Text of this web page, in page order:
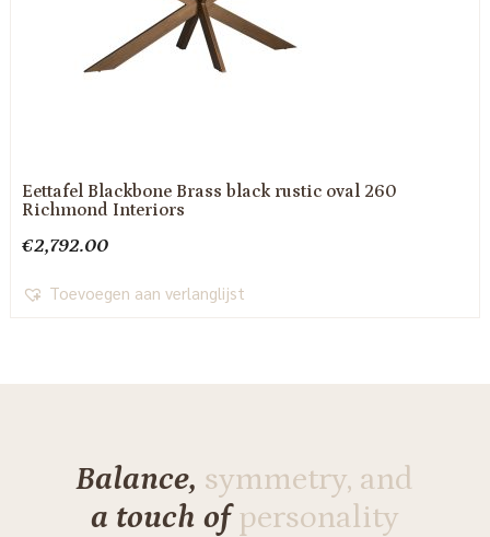
Eettafel Blackbone Brass black rustic oval 260
Richmond Interiors
€2,792.00
Toevoegen aan verlanglijst
Balance, symmetry, and
a touch ofpersonality